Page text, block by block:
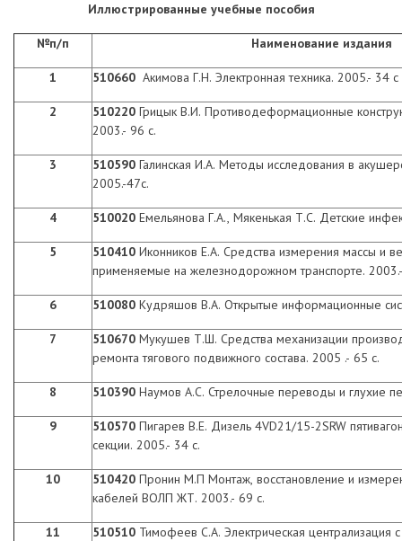
Иллюстрированные учебные пособия
№п/п Наименование издания
1 510660 Акимова Г.Н. Электронная техника. 2005.- 34 с
2 510220 Грицык В.И. Противодеформационные
2003.- 96 с.
3 510590 Галинская И.А. Методы исследования в
2005.-47с.
4 510020 Емельянова Г.А., Мякенькая Т.С. Детские
5 510410 Иконников Е.А. Средства измерения массы и
применяемые на железнодорожном транспорте.
6 510080 Кудряшов В.А. Открытые информационные
7 510670 Мукушев Т.Ш. Средства механизации
ремонта тягового подвижного состава. 2005 .- 65 с.
8 510390 Наумов А.С. Стрелочные переводы и глухие
9 510570 Пигарев В.Е. Дизель 4VD21/15-2SRW
секции. 2005.- 34 с.
10 510420 Пронин М.П Монтаж, восстановление и
кабелей ВОЛП ЖТ. 2003.- 69 с.
11 510510 Тимофеев С.А. Электрическая централизация